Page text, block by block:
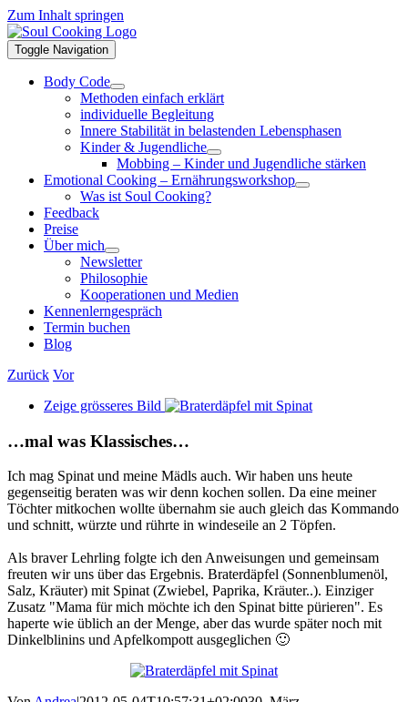
Zum Inhalt springen
Toggle Navigation
Body Code
Methoden einfach erklärt
individuelle Begleitung
Innere Stabilität in belastenden Lebensphasen
Kinder & Jugendliche
Mobbing – Kinder und Jugendliche stärken
Emotional Cooking – Ernährungsworkshop
Was ist Soul Cooking?
Feedback
Preise
Über mich
Newsletter
Philosophie
Kooperationen und Medien
Kennenlerngespräch
Termin buchen
Blog
Zurück Vor
Zeige grösseres Bild
…mal was Klassisches…
Ich mag Spinat und meine Mädls auch. Wir haben uns heute
gegenseitig beraten was wir denn kochen sollen. Da eine meiner
Töchter mitkochen wollte übernahm sie auch gleich das Kommando
und schnitt, würzte und rührte in windeseile an 2 Töpfen.
Als braver Lehrling folgte ich den Anweisungen und gemeinsam
freuten wir uns über das Ergebnis. Braterdäpfel (Sonnenblumenöl,
Salz, Kräuter) mit Spinat (Zwiebel, Paprika, Kräuter..). Einziger
Zusatz "Mama für mich möchte ich den Spinat bitte pürieren". Es
haperte wie üblich an der Menge, aber das wurde später noch mit
Dinkelblinins und Apfelkompott ausgeglichen 🙂